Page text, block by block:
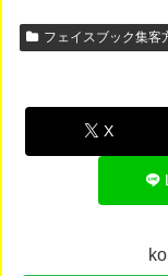
フェイスブック集客
X